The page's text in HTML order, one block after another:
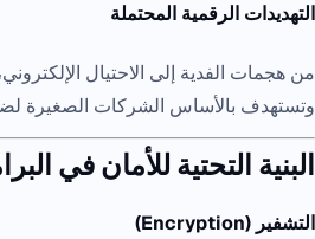
التهديدات الرقمية المحتملة
من هجمات الفدية إلى الاحتيال
وتستهدف بالأساس الشركات الصغيرة
البنية التحتية للأمان في
التشفير (Encryption)